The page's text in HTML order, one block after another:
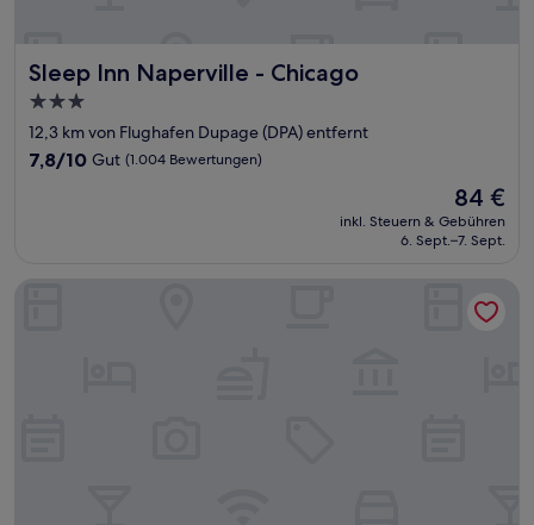
Sleep Inn Naperville - Chicago
Sleep Inn Naperville - Chicago
3.0-
Sterne-
Unterkunft
12,3 km von Flughafen Dupage (DPA) entfernt
7.8
7,8/10 Gut (1.004 Bewertungen)
Der
Preis
beträgt
84 €
inkl. Steuern & Gebühren
6. Sept.–7. Sept.